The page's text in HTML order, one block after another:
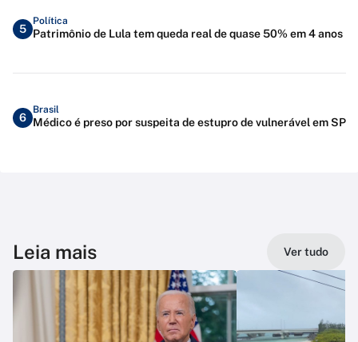
5
Política
Patrimônio de Lula tem queda real de quase 50% em 4 anos
6
Brasil
Médico é preso por suspeita de estupro de vulnerável em SP
Leia mais Ver tudo